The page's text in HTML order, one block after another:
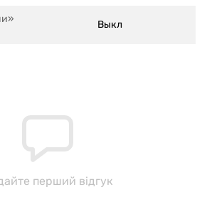
Выкл
перший відгук